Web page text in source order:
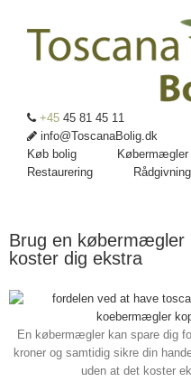
+45 45 81 45 11
info@ToscanaBolig.dk
Køb bolig
Købermægler
Restaurering
Rådgivning
Brug en købermægler
koster dig ekstra
En købermægler kan spare dig
kroner og samtidig sikre din
uden at det koster